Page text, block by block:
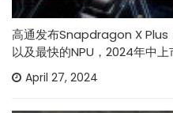
高通发布Snapdragon X Plus
以及最快的NPU，2024年中上
April 27, 2024